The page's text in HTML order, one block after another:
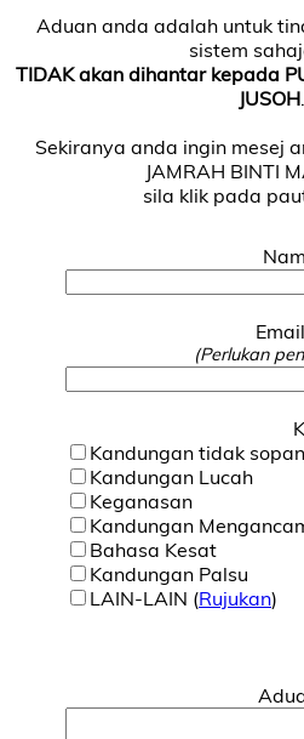
Aduan anda adalah untuk
sistem
TIDAK akan dihantar kepada
JUSOH.
Sekiranya anda ingin mesej
JAMRAH BINTI
sila klik pada
(Perlukan
Kandungan tidak sopan
Kandungan Lucah
Keganasan
Kandungan
Bahasa Kesat
Kandungan Palsu
LAIN-LAIN (Rujukan)